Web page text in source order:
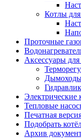
Котлы
Проточные
Аксессуары
Электрические
Тепловые
Печатная
Подобрать
Архив